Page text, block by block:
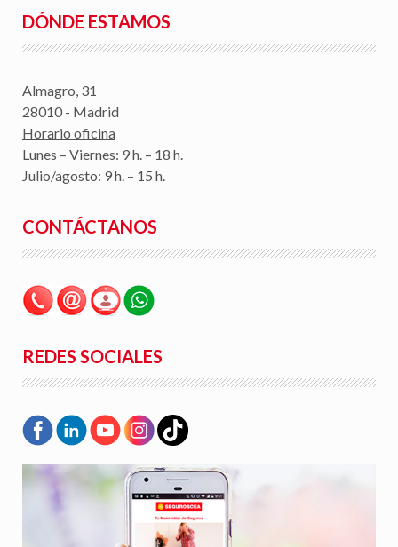
DÓNDE ESTAMOS
Almagro, 31
28010 - Madrid
Horario oficina
Lunes – Viernes: 9 h. – 18 h.
Julio/agosto: 9 h. – 15 h.
CONTÁCTANOS
REDES SOCIALES